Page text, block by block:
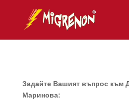
Задайте Вашият въпрос към
Маринова: